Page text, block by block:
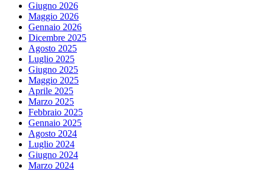
Giugno 2026
Maggio 2026
Gennaio 2026
Dicembre 2025
Agosto 2025
Luglio 2025
Giugno 2025
Maggio 2025
Aprile 2025
Marzo 2025
Febbraio 2025
Gennaio 2025
Agosto 2024
Luglio 2024
Giugno 2024
Marzo 2024